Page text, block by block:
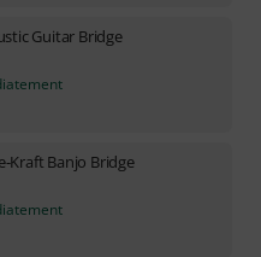
Guitar Bridge
Kraft Banjo Bridge